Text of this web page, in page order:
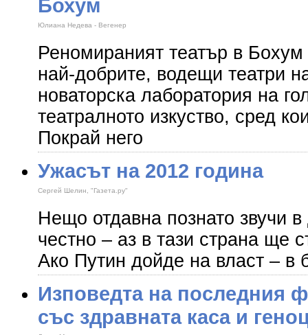
Бохум
Юлиана Недева - Вегенер
Реномираният театър в
най-добрите, водещи театри
новаторска лаборатория на
театралното изкуство, сред
Покрай него
Ужасът на 2012 година
Сергей Шелин, "Газета.ру"
Нещо отдавна познато звучи
честно – аз в тази страна ще
Ако Путин дойде на власт – в
Изповедта на последния
със здравната каса и